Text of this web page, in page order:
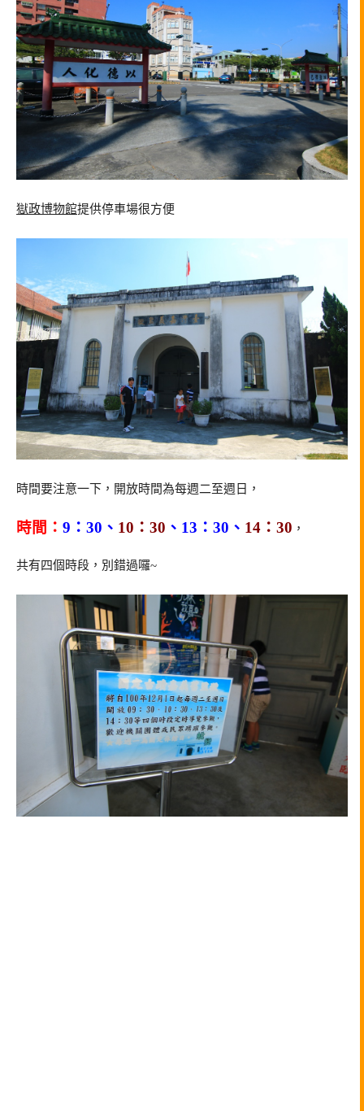
獄政博物館提供停車場很方便
時間要注意一下，開放時間為每週二至週日，
時間： 9：30、 10：30 、13：30、 14：30 ，
共有四個時段，別錯過囉~